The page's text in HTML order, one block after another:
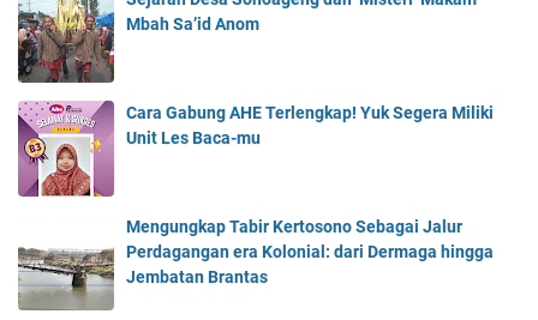
Mbah Sa’id Anom
Cara Gabung AHE Terlengkap! Yuk Segera Miliki
Unit Les Baca-mu
Mengungkap Tabir Kertosono Sebagai Jalur
Perdagangan era Kolonial: dari Dermaga hingga
Jembatan Brantas